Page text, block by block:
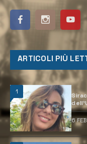
ARTICOLI PIÙ
1
6